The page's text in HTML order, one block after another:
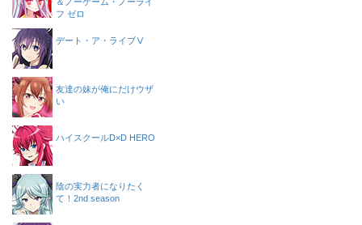
フ ゼロ
デート・ア・ライブⅤ
友達の妹が俺にだけウザ
い
ハイスクールD×D HERO
陰の実力者になりたく
て！2nd season